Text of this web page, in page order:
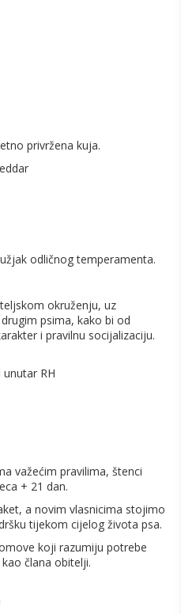
privržena kuja.
odličnog temperamenta.
okruženju, uz
psima, kako bi od
i pravilnu socijalizaciju.
RH
važećim pravilima, štenci
+ 21 dan.
a novim vlasnicima stojimo
tijekom cijelog života psa.
koji razumiju potrebe
člana obitelji.